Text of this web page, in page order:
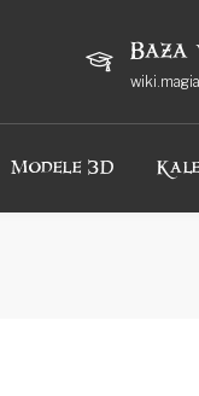
Baza
Modele 3D